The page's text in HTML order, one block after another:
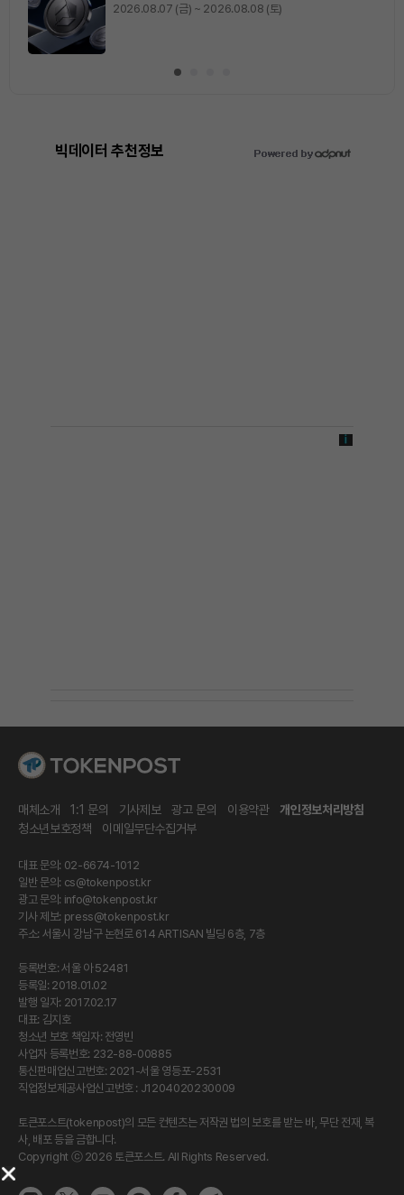
2026.08.07 (금) ~ 2026.08.08 (토)
빅데이터 추천정보
매체소개 1:1 문의 기사제보 광고 문의 이용약관
개인정보처리방침
청소년보호정책
이메일무단수집거부
대표 문의: 02-6674-1012
일반 문의: cs@tokenpost.kr
광고 문의: info@tokenpost.kr
기사 제보: press@tokenpost.kr
주소: 서울시 강남구 논현로 614 ARTISAN 빌딩 6층, 7층
등록번호: 서울 아 52481
등록일: 2018.01.02
발행 일자: 2017.02.17
대표: 김지호
청소년 보호 책임자: 전영빈
사업자 등록번호: 232-88-00885
통신판매업신고번호: 2021-서울 영등포-2531
직업정보제공사업신고번호 : J1204020230009
토큰포스트(tokenpost)의 모든 컨텐츠는 저작권 법의 보호를 받는 바, 무단 전재, 복
사, 배포 등을 금합니다.
Copyright ⓒ 2026 토큰포스트. All Rights Reserved.